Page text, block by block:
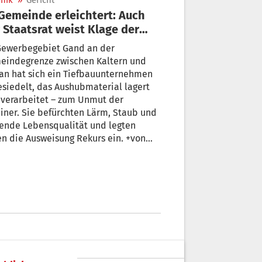
weist Klage der
ab
zwischen Kaltern und
das Aushubmaterial lagert
– zum Unmut der
Sie befürchten Lärm, Staub und
Lebensqualität und legten
die Ausweisung Rekurs ein. +von